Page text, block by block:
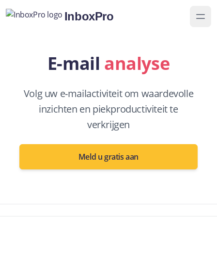
InboxPro
E-mail analyse
Volg uw e-mailactiviteit om waardevolle
inzichten en piekproductiviteit te
verkrijgen
Meld u gratis aan